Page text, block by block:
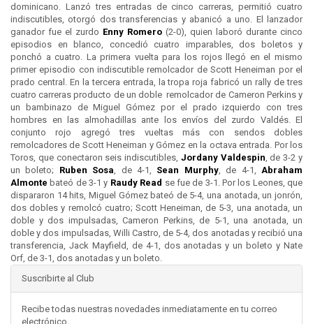
dominicano. Lanzó tres entradas de cinco carreras, permitió cuatro
indiscutibles, otorgó dos transferencias y abanicó a uno. El lanzador
ganador fue el zurdo Enny Romero (2-0), quien laboró durante cinco
episodios en blanco, concedió cuatro imparables, dos boletos y
ponchó a cuatro. La primera vuelta para los rojos llegó en el mismo
primer episodio con indiscutible remolcador de Scott Heneiman por el
prado central. En la tercera entrada, la tropa roja fabricó un rally de tres
cuatro carreras producto de un doble remolcador de Cameron Perkins y
un bambinazo de Miguel Gómez por el prado izquierdo con tres
hombres en las almohadillas ante los envíos del zurdo Valdés. El
conjunto rojo agregó tres vueltas más con sendos dobles
remolcadores de Scott Heneiman y Gómez en la octava entrada. Por los
Toros, que conectaron seis indiscutibles, Jordany Valdespin , de 3-2 y
un boleto; Ruben Sosa , de 4-1, Sean Murphy, de 4-1, Abraham
Almonte bateó de 3-1 y Raudy Read se fue de 3-1. Por los Leones, que
dispararon 14 hits, Miguel Gómez bateó de 5-4, una anotada, un jonrón,
dos dobles y remolcó cuatro; Scott Heneiman, de 5-3, una anotada, un
doble y dos impulsadas, Cameron Perkins, de 5-1, una anotada, un
doble y dos impulsadas, Willi Castro, de 5-4, dos anotadas y recibió una
transferencia, Jack Mayfield, de 4-1, dos anotadas y un boleto y Nate
Orf, de 3-1, dos anotadas y un boleto.
Suscribirte al Club
Recibe todas nuestras novedades inmediatamente en tu correo
electrónico.